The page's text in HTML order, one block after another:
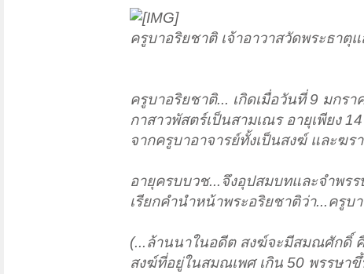
ครูบาอริยชาติ เจ้าอาวาสวัดพระธา
ครูบาอริยชาติ... เกิดเมื่อวันที่ 9 มกร
กาสาวพัสตร์เป็นสามเณร อายุเพียง
จากครูบาอาจารย์ทั้งเป็นสงฆ์ และฆร
อายุครบบวช...จึงอุปสมบทและจำพร
เรียกคำนำหน้าพระอริยชาติว่า...ครูบ
(...ล้านนาในอดีต สงฆ์จะมีสมณศักดิ์ คื
สงฆ์ที่อยู่ในสมณเพศ เกิน 50 พรรษา